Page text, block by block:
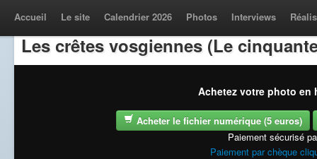
Accueil Le site Calendrier 2026 Photos Interviews
Les crêtes vosgiennes (Le
Achetez votre photo en
Acheter le fichier numérique (5 euros)
Paiement sécurisé
Paiement par chèque